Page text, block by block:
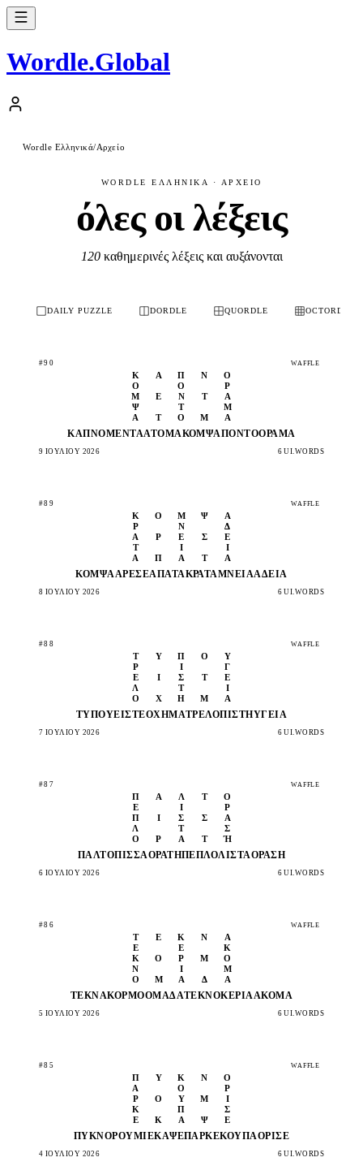
Wordle.Global
Wordle Ελληνικά/Αρχείο
WORDLE ΕΛΛΗΝΙΚΆ · ΑΡΧΕΊΟ
όλες οι λέξεις
120καθημερινές λέξεις και αυξάνονται
DAILY PUZZLE DORDLE QUORDLE OCTORDLE
#90 WAFFLE
Κ Α Π Ν
Ό
Ο
Ό
Ρ
Μ
Έ Ν Τ
Α
Ψ
Τ
Μ
Ά
Τ Ο Μ Α
ΚΑΠΝΌΜΈΝΤΑΆΤΟΜΑΚΟΜΨΆΠΌΝΤΟΌΡΑΜΑ
9 ΙΟΥΛΊΟΥ 2026 6 UI.WORDS
#89 WAFFLE
Κ Ο Μ Ψ
Ά
Ρ
Ν
Δ
Ά
Ρ Ε Σ
Ε
Τ
Ί
Ι
Α
Π Α Τ Ά
ΚΟΜΨΆΆΡΕΣΕΑΠΑΤΆΚΡΆΤΑΜΝΕΊΑΆΔΕΙΆ
8 ΙΟΥΛΊΟΥ 2026 6 UI.WORDS
#88 WAFFLE
Τ Ύ Π Ο
Υ
Ρ
Ί
Γ
Ε
Ί Σ Τ
Ε
Λ
Τ
Ι
Ό
Χ Η Μ Ά
ΤΎΠΟΥΕΊΣΤΕΌΧΗΜΆΤΡΕΛΌΠΊΣΤΗΥΓΕΙΆ
7 ΙΟΥΛΊΟΥ 2026 6 UI.WORDS
#87 WAFFLE
Π Α Λ Τ
Ό
Έ
Ί
Ρ
Π
Ί Σ Σ
Α
Λ
Τ
Σ
Ο
Ρ Α Τ Ή
ΠΑΛΤΌΠΊΣΣΑΟΡΑΤΉΠΈΠΛΟΛΊΣΤΑΌΡΑΣΉ
6 ΙΟΥΛΊΟΥ 2026 6 UI.WORDS
#86 WAFFLE
Τ Έ Κ Ν
Α
Έ
Ε
Κ
Κ
Ο Ρ Μ
Ό
Ν
Ι
Μ
Ο
Μ Ά Δ Α
ΤΈΚΝΑΚΟΡΜΌΟΜΆΔΑΤΈΚΝΟΚΕΡΙΆΑΚΌΜΑ
5 ΙΟΥΛΊΟΥ 2026 6 UI.WORDS
#85 WAFFLE
Π Υ Κ Ν
Ό
Α
Ο
Ρ
Ρ
Ο Ύ Μ
Ι
Κ
Π
Σ
Έ
Κ Α Ψ Ε
ΠΥΚΝΌΡΟΎΜΙΈΚΑΨΕΠΑΡΚΈΚΟΎΠΑΌΡΙΣΕ
4 ΙΟΥΛΊΟΥ 2026 6 UI.WORDS